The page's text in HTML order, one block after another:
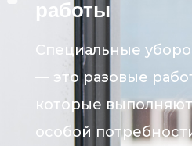
работы
Специальные
— это разовые
которые
особой